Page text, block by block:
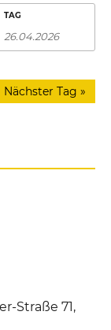
TAG
Nächster Tag »
Straße 71